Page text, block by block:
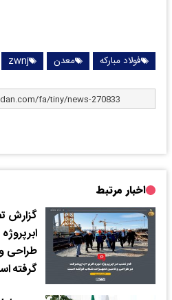
فولاد مبارکه معدن zwnj
اخبار مرتبط
گزارش
طراحی
گرفته